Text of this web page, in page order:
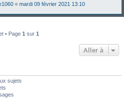
« mardi 09 février 2021 13:10
• Page 1 sur 1
Aller à
sujets